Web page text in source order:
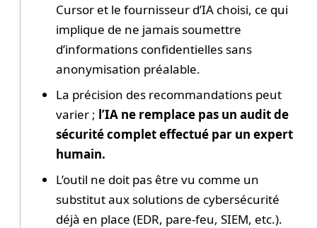
Cursor et le fournisseur d’IA choisi, ce qui
implique de ne jamais soumettre
d’informations confidentielles sans
anonymisation préalable.
La précision des recommandations peut
varier ; l’IA ne remplace pas un audit de
sécurité complet effectué par un expert
humain.
L’outil ne doit pas être vu comme un
substitut aux solutions de cybersécurité
déjà en place (EDR, pare-feu, SIEM, etc.).